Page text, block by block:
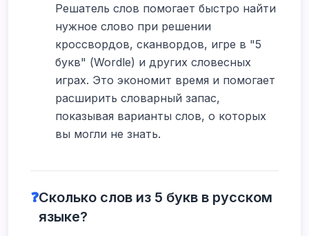
Решатель слов помогает быстро найти
нужное слово при решении
кроссвордов, сканвордов, игре в "5
букв" (Wordle) и других словесных
играх. Это экономит время и помогает
расширить словарный запас,
показывая варианты слов, о которых
вы могли не знать.
❓Сколько слов из 5 букв в русском
языке?